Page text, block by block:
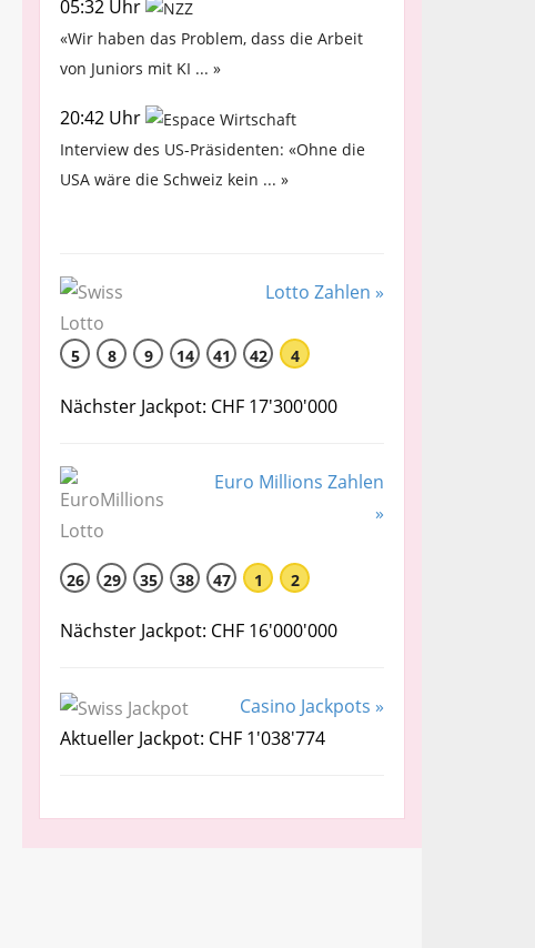
05:32 Uhr
«Wir haben das Problem, dass die Arbeit
von Juniors mit KI ... »
20:42 Uhr
Interview des US-Präsidenten: «Ohne die
USA wäre die Schweiz kein ... »
Lotto Zahlen »
5 8 9 14 41 42 4
Nächster Jackpot: CHF 17'300'000
Euro Millions Zahlen
»
26 29 35 38 47 1 2
Nächster Jackpot: CHF 16'000'000
Casino Jackpots »
Aktueller Jackpot: CHF 1'038'774